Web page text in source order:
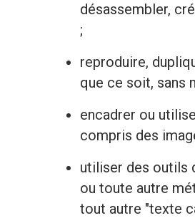
désassembler,
;
reproduire,
que ce soit, sans
encadrer ou
compris des
utiliser des outils
ou toute autre
tout autre "texte